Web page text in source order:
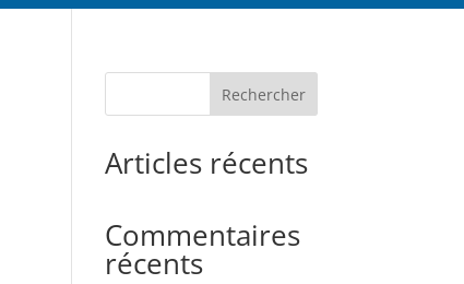
Rechercher
Articles récents
Commentaires
récents